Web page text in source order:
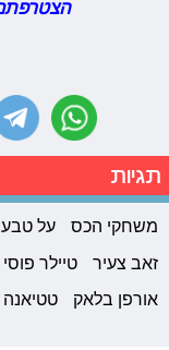
תגיות
משחקי הכס על
זאב צעיר
טיילר פוסי
אורפן בלאק
טטיאנה